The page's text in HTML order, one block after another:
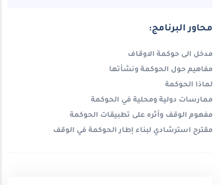
محاور البرنامج:
مدخل الى حوكمة الاوقاف
مفاهيم حول الحوكمة ونشأتها
لماذا الحوكمة
ممارسات دولية ومحلية في الحوكمة
مفهوم الوقف وأثره على تطبيقات الحوكمة
مقترح استرشادي لبناء إطار الحوكمة في الوقف